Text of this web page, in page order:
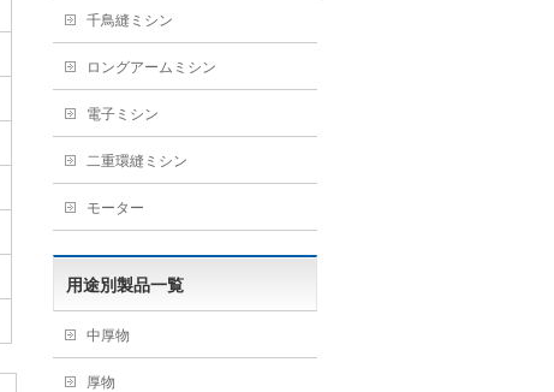
千鳥縫ミシン
ロングアームミシン
電子ミシン
二重環縫ミシン
モーター
用途別製品一覧
中厚物
厚物